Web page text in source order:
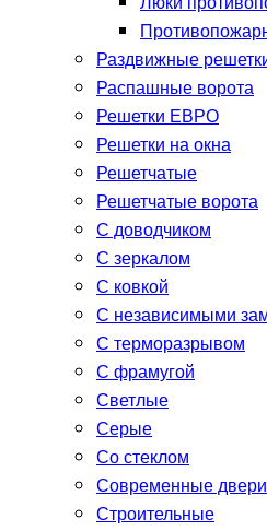
Раздвижные
Распашные ворота
Решетки ЕВРО
Решетки на окна
Решетчатые
Решетчатые ворота
С доводчиком
С зеркалом
С ковкой
С независимыми
С терморазрывом
С фрамугой
Светлые
Серые
Со стеклом
Современные двери
Строительные